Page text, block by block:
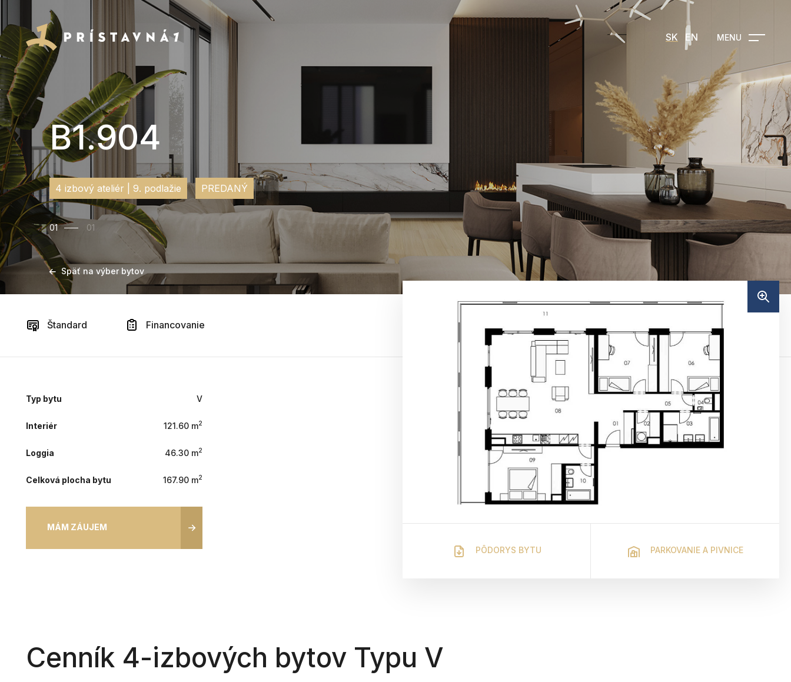
SK EN MENU
B1.904
4 izbový ateliér | 9. podlažie PREDANÝ
01 01
Späť na výber bytov
Štandard Financovanie
Typ bytu V
Interiér 121.60 m2
Loggia 46.30 m2
Celková plocha bytu 167.90 m2
MÁM ZÁUJEM
PÔDORYS BYTU PARKOVANIE A PIVNICE
Cenník 4-izbových bytov Typu V